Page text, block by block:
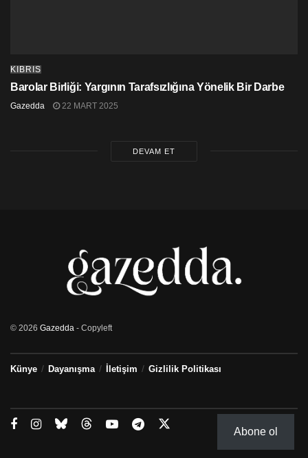
KIBRIS
Barolar Birliği: Yargının Tarafsızlığına Yönelik Bir Darbe
Gazedda 22 MART 2025
DEVAM ET
© 2026 Gazedda - Copyleft
Künye Dayanışma İletişim Gizlilik Politikası
Abone ol